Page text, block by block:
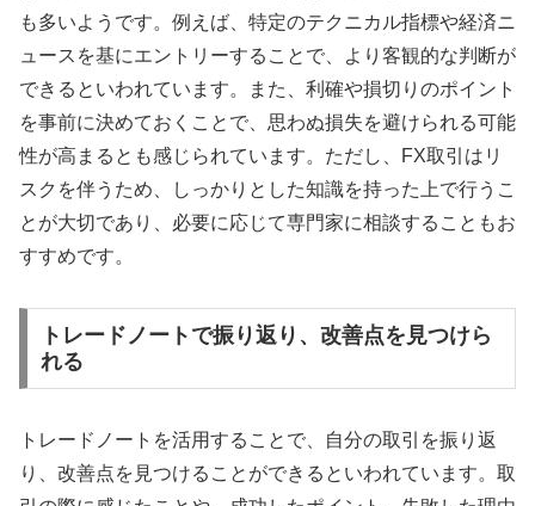
も多いようです。例えば、特定のテクニカル指標や経済ニ
ュースを基にエントリーすることで、より客観的な判断が
できるといわれています。また、利確や損切りのポイント
を事前に決めておくことで、思わぬ損失を避けられる可能
性が高まるとも感じられています。ただし、FX取引はリ
スクを伴うため、しっかりとした知識を持った上で行うこ
とが大切であり、必要に応じて専門家に相談することもお
すすめです。
トレードノートで振り返り、改善点を見つけら
れる
トレードノートを活用することで、自分の取引を振り返
り、改善点を見つけることができるといわれています。取